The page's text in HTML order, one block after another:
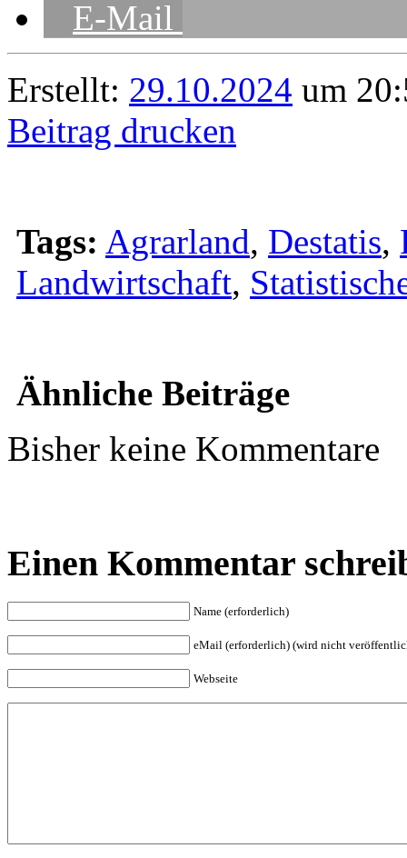
E-Mail
Erstellt: 29.10.2024 um
Beitrag drucken
Tags: Agrarland, Destatis,
Landwirtschaft,
Ähnliche Beiträge
Bisher keine Kommentare
Einen Kommentar
Name (erforderlich)
eMail (erforderlich) (wird nicht
Webseite